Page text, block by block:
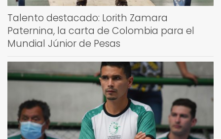
Talento destacado: Lorith Zamara
Paternina, la carta de Colombia para el
Mundial Júnior de Pesas